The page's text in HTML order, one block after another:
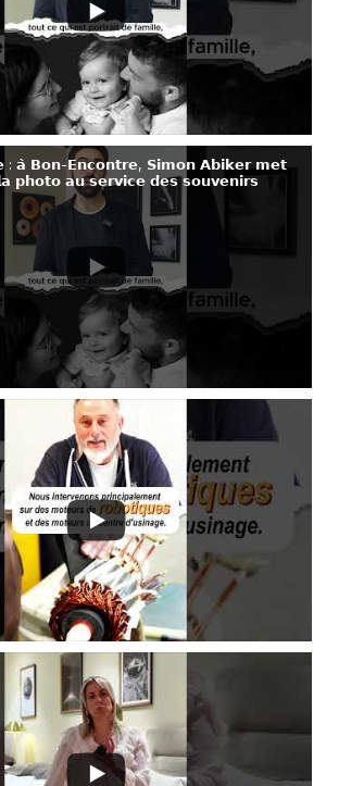
: 𝗮̀ 𝗕𝗼𝗻-𝗘𝗻𝗰𝗼𝗻𝘁𝗿𝗲, 𝗦𝗶𝗺𝗼𝗻 𝗔𝗯𝗶𝗸𝗲𝗿 𝗺𝗲𝘁
𝗽𝗵𝗼𝘁𝗼 𝗮𝘂 𝘀𝗲𝗿𝘃𝗶𝗰𝗲 𝗱𝗲𝘀 𝘀𝗼𝘂𝘃𝗲𝗻𝗶𝗿𝘀